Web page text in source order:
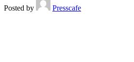
Posted by
Presscafe